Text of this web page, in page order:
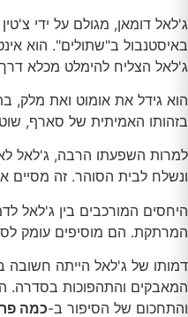
ג'לאל דומאן, מגולם על ידי
באיסטנבול ב"שתולים". הוא
ג'לאל הצליח להימלט מכלא
הוא גידל את אומוט ואת מלק,
בזהותו האמיתית של סארף,
למרות השפעתו הרבה, ג'לאל
ונשלח לבית הסוהר. זה מסיים
היחסים המורכבים בין ג'לאל
המרתקת. הם מוסיפים עומק
דמותו של ג'לאל הייתה
המאבקים והתהפוכות בסדרה.
והתחכום של הסיפור ב-כמה